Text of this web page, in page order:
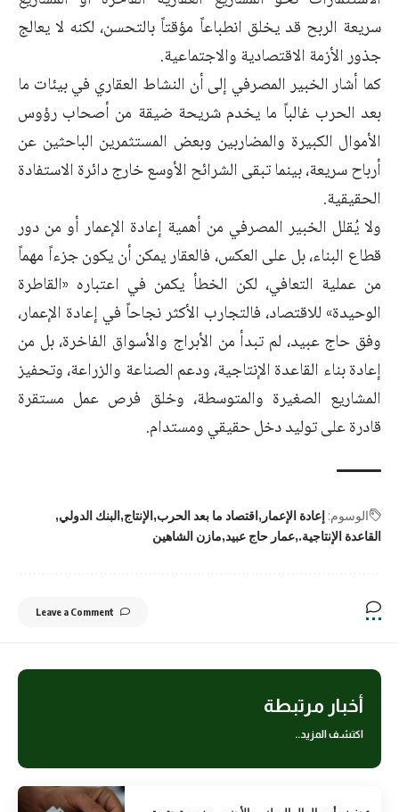
سريعة الربح قد يخلق انطباعاً مؤقتاً بالتحسن، لكنه لا يعالج
جذور الأزمة الاقتصادية والاجتماعية.
كما أشار الخبير المصرفي إلى أن النشاط العقاري في بيئات ما
بعد الحرب غالباً ما يخدم شريحة ضيقة من أصحاب رؤوس
الأموال الكبيرة والمضاربين وبعض المستثمرين الباحثين عن
أرباح سريعة، بينما تبقى الشرائح الأوسع خارج دائرة الاستفادة
الحقيقية.
ولا يُقلل الخبير المصرفي من أهمية إعادة الإعمار أو من دور
قطاع البناء، بل على العكس، فالعقار يمكن أن يكون جزءاً مهماً
من عملية التعافي، لكن الخطأ يكمن في اعتباره «القاطرة
الوحيدة» للاقتصاد، فالتجارب الأكثر نجاحاً في إعادة الإعمار،
وفق حاج عبيد، لم تبدأ من الأبراج والأسواق الفاخرة، بل من
إعادة بناء القاعدة الإنتاجية، ودعم الصناعة والزراعة، وتحفيز
المشاريع الصغيرة والمتوسطة، وخلق فرص عمل مستقرة
قادرة على توليد دخل حقيقي ومستدام.
الوسوم: إعادة الإعمار اقتصاد ما بعد الحرب الإنتاج البنك الدولي
القاعدة الإنتاجية. عمار حاج عبيد مازن الشاهين
Leave a Comment
أخبار مرتبطة
اكتشف المزيد..